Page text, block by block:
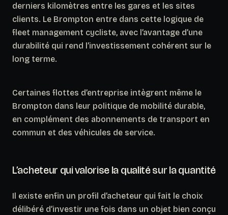
derniers kilomètres entre les gares et les sites
clients. Le Brompton entre dans cette logique de
fleet management cycliste, avec l’avantage d’une
durabilité qui rend l’investissement cohérent sur le
long terme.
Certaines flottes d’entreprise intègrent même le
Brompton dans leur politique de mobilité durable,
en complément des abonnements de transport en
commun et des véhicules de service.
L’acheteur qui valorise la qualité sur la quantité
Il existe enfin un profil d’acheteur qui fait le choix
délibéré d’investir une fois dans un objet bien conçu